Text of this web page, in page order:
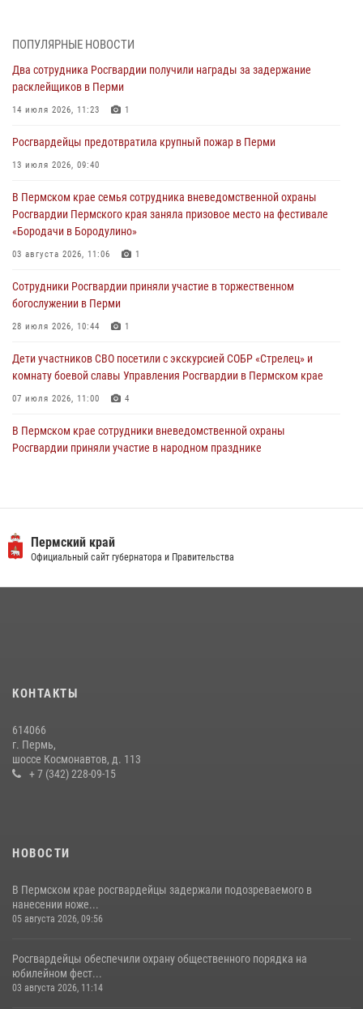
Сотрудники Росгвардии приняли участие в торжественном
28 июля 2026, 10:44 1
Росгвардейцы оказали силовую поддержку при задержании
28 июля 2026, 06:15
ведомственной акции «Каникулы с Росгвардией»
24 июля 2026, 08:45
Юные защитники порядка: росгвардейцы провели день в клубе
24 июля 2026, 08:43
ПОПУЛЯРНЫЕ НОВОСТИ
Два сотрудника Росгвардии получили награды за задержание
расклейщиков в Перми
14 июля 2026, 11:23 1
Росгвардейцы предотвратила крупный пожар в Перми
13 июля 2026, 09:40
В Пермском крае семья сотрудника вневедомственной охраны
Росгвардии Пермского края заняла призовое место на фестивале
«Бородачи в Бородулино»
03 августа 2026, 11:06 1
Сотрудники Росгвардии приняли участие в торжественном
богослужении в Перми
28 июля 2026, 10:44 1
Дети участников СВО посетили с экскурсией СОБР «Стрелец» и
комнату боевой славы Управления Росгвардии в Пермском крае
07 июля 2026, 11:00 4
В Пермском крае сотрудники вневедомственной охраны
Росгвардии приняли участие в народном празднике
прошло патриотическое мероприятие
03 августа 2026, 11:09
вакансий
Росгвардейцы обеспечили охрану общественного порядка на
юбилейном фестивале «Звоны России» в Пермском крае
Пермский край
Официальный сайт губернатора и Правительства
КОНТАКТЫ
614066
г. Пермь,
шоссе Космонавтов, д. 113
+ 7 (342) 228-09-15
НОВОСТИ
В Пермском крае росгвардейцы задержали подозреваемого в
нанесении ноже...
05 августа 2026, 09:56
Росгвардейцы обеспечили охрану общественного порядка на
юбилейном фест...
03 августа 2026, 11:14